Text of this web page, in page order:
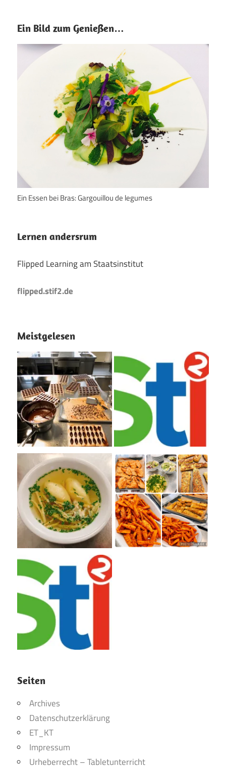
Ein Bild zum Genießen…
Ein Essen bei Bras: Gargouillou de legumes
Lernen andersrum
Flipped Learning am Staatsinstitut
flipped.stif2.de
Meistgelesen
Seiten
Archives
Datenschutzerklärung
ET_KT
Impressum
Urheberrecht – Tabletunterricht